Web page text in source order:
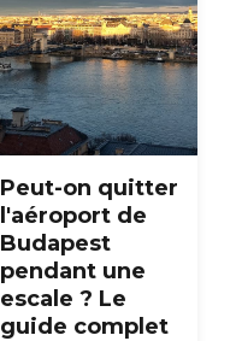
Peut-on quitter
l'aéroport de
Budapest
pendant une
escale ? Le
guide complet